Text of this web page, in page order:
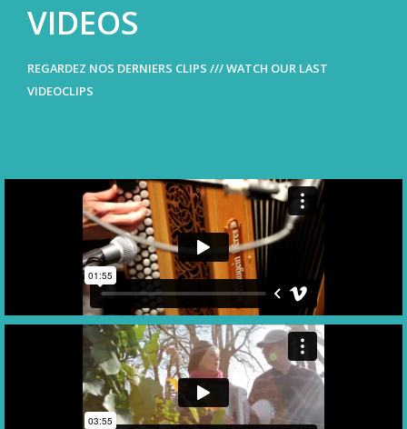
VIDEOS
REGARDEZ NOS DERNIERS CLIPS /// WATCH OUR LAST
VIDEOCLIPS